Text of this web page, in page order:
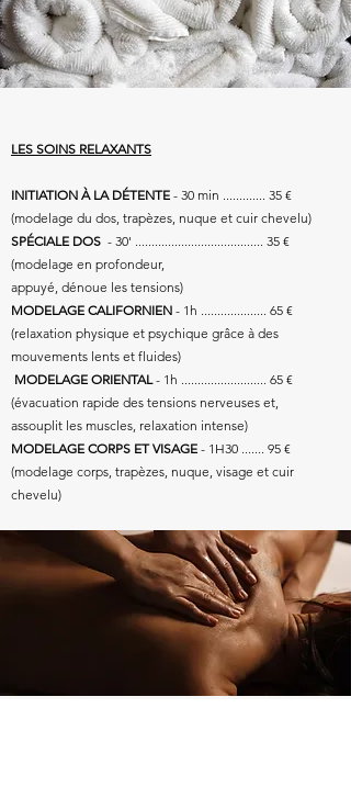
LES SOINS RELAXANTS
INITIATION À LA DÉTENTE - 30 min ............. 35 €
(modelage du dos, trapèzes, nuque et cuir chevelu)
SPÉCIALE DOS - 30' ....................................... 35 €
(modelage en profondeur,
appuyé, dénoue les tensions)
MODELAGE CALIFORNIEN - 1h .................... 65 €
(relaxation physique et psychique grâce à des
mouvements lents et fluides)
MODELAGE ORIENTAL- 1h .......................... 65 €
(évacuation rapide des tensions nerveuses et,
assouplit les muscles, relaxation intense)
MODELAGE CORPS ET VISAGE - 1H30 ....... 95 €
(modelage corps, trapèzes, nuque, visage et cuir
chevelu)